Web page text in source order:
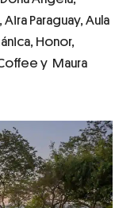
Paraguay, Aula
Honor,
y Maura